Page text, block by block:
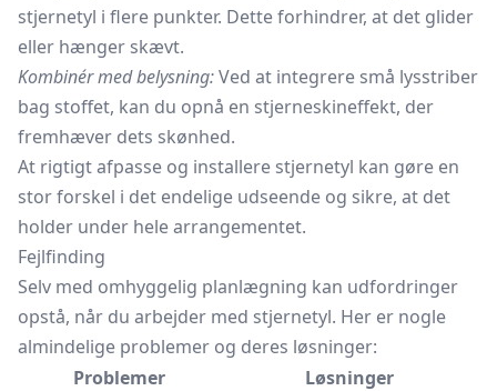
stjernetyl i flere punkter. Dette forhindrer, at det glider
eller hænger skævt.
Kombinér med belysning:Ved at integrere små lysstriber
bag stoffet, kan du opnå en stjerneskineffekt, der
fremhæver dets skønhed.
At rigtigt afpasse og installere stjernetyl kan gøre en
stor forskel i det endelige udseende og sikre, at det
holder under hele arrangementet.
Fejlfinding
Selv med omhyggelig planlægning kan udfordringer
opstå, når du arbejder med stjernetyl. Her er nogle
almindelige problemer og deres løsninger:
Problemer
Løsninger